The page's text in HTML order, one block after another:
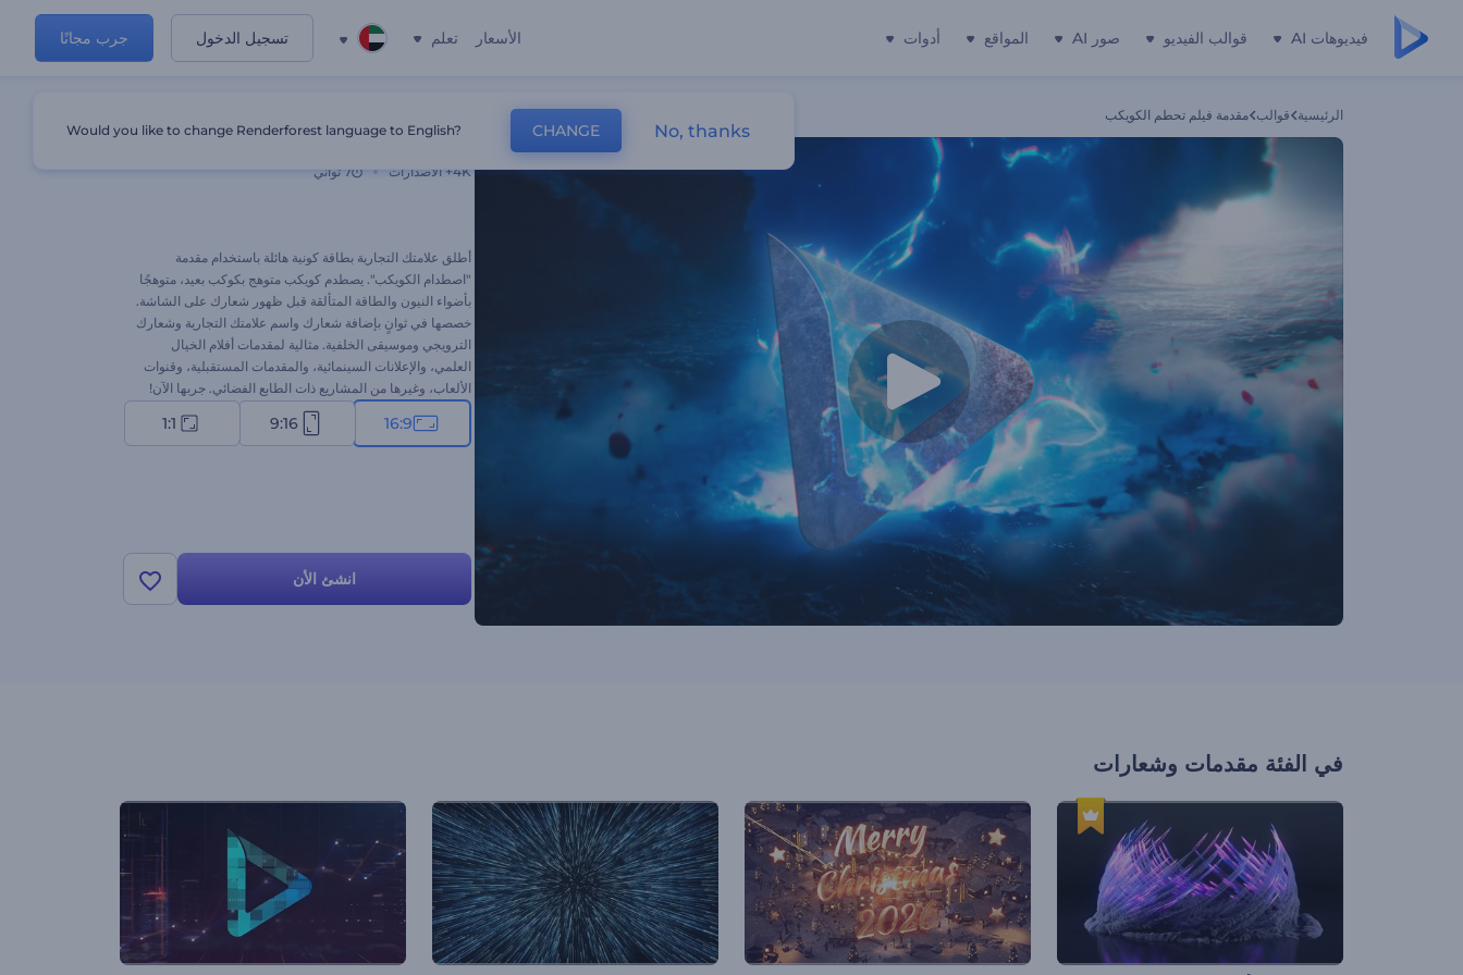
فيديوهات AI قوالب الفيديو صور AI المواقع أدوات الأسعار تعلم تسجيل الدخول جرب مجانًا
الرئيسية قوالب مقدمة فيلم تحطم الكويكب
4K+ الاصدارات 7 ثواني
أطلق علامتك التجارية بطاقة كونية هائلة باستخدام مقدمة
"اصطدام الكويكب". يصطدم كويكب متوهج بكوكب بعيد، متوهجًا
بأضواء النيون والطاقة المتألقة قبل ظهور شعارك على الشاشة.
خصصها في ثوانٍ بإضافة شعارك واسم علامتك التجارية وشعارك
الترويجي وموسيقى الخلفية. مثالية لمقدمات أفلام الخيال
العلمي، والإعلانات السينمائية، والمقدمات المستقبلية، وقنوات
الألعاب، وغيرها من المشاريع ذات الطابع الفضائي. جربها الآن!
16:9
9:16
1:1
انشئ الأن
في الفئة مقدمات وشعارات
Would you like to change Renderforest language to English? CHANGE No, thanks